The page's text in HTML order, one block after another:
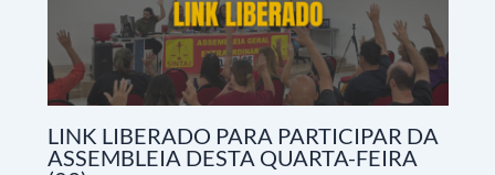
LINK LIBERADO PARA PARTICIPAR DA
ASSEMBLEIA DESTA QUARTA-FEIRA